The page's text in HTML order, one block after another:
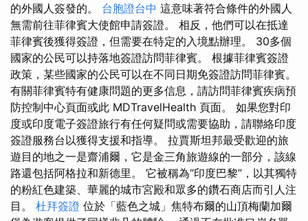
的外國人簽發的。 台胞證台中 這意味著符合條件的外國人
無需前往菲律賓大使館申請簽證。 相反，他們可以在抵達
菲律賓後獲得簽證，但需要在特定的入境點辦理。 30多個
國家的公民可以持落地簽證訪問菲律賓。 根據菲律賓簽證
政策，某些國家的公民可以在不同日期免簽證訪問菲律賓。
有關菲律賓特有健康問題的更多信息，請訪問菲律賓疾病預
防控制中心頁面或此 MDTravelHealth 頁面。 如果您對印
度或印度電子簽證旅行有任何疑問或需要協助，請聯絡印度
簽證服務台以獲得支援和指導。 拉賈斯坦邦最受歡迎的旅
遊目的地之一是齋浦爾，它是金三角旅遊線的一部分，該線
路還包括阿格拉和新德里。 它被稱為“印度巴黎”，以其獨特
的粉紅色建築、華麗的城市宮殿和眾多的鑽石商店而引人注
目。 杜拜簽證 位於「藍色之城」焦特布爾的山頂梅蘭加爾